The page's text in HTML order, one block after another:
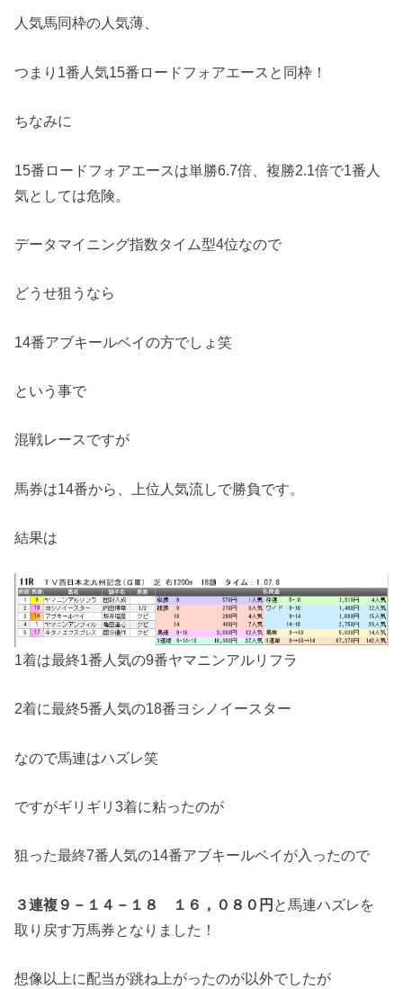
人気馬同枠の人気薄、
つまり1番人気15番ロードフォアエースと同枠！
ちなみに
15番ロードフォアエースは単勝6.7倍、複勝2.1倍で1番人
気としては危険。
データマイニング指数タイム型4位なので
どうせ狙うなら
14番アブキールベイの方でしょ笑
という事で
混戦レースですが
馬券は14番から、上位人気流しで勝負です。
結果は
1着は最終1番人気の9番ヤマニンアルリフラ
2着に最終5番人気の18番ヨシノイースター
なので馬連はハズレ笑
ですがギリギリ3着に粘ったのが
狙った最終7番人気の14番アブキールベイが入ったので
３連複９－１４－１８ １６，０８０円 と馬連ハズレを
取り戻す万馬券となりました！
想像以上に配当が跳ね上がったのが以外でしたが